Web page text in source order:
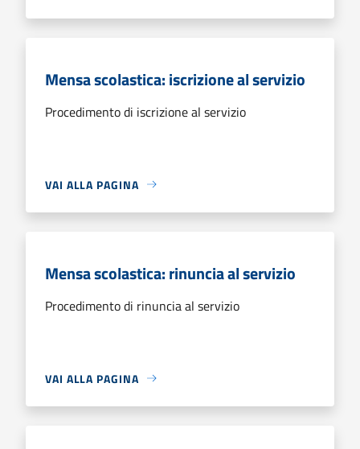
Mensa scolastica: iscrizione al servizio
Procedimento di iscrizione al servizio
VAI ALLA PAGINA
Mensa scolastica: rinuncia al servizio
Procedimento di rinuncia al servizio
VAI ALLA PAGINA